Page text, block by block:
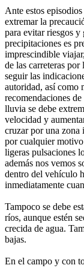
Ante estos
extremar la
para evitar riesgos y
precipitaciones es
imprescindible
de las carreteras
seguir las
autoridad, así como
recomendaciones
lluvia se debe
velocidad y
cruzar por una zona
por cualquier motivo
ligeras pulsaciones
además nos vemos
dentro del vehículo
inmediatamente
Tampoco se debe
ríos, aunque estén
crecida de agua.
bajas.
En el campo y con